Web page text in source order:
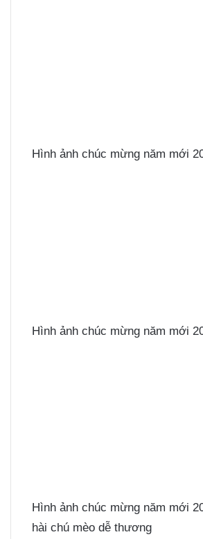
Hình ảnh chúc mừng năm mới
Hình ảnh chúc mừng năm mới
Hình ảnh chúc mừng năm mới
hài chú mèo dễ thương